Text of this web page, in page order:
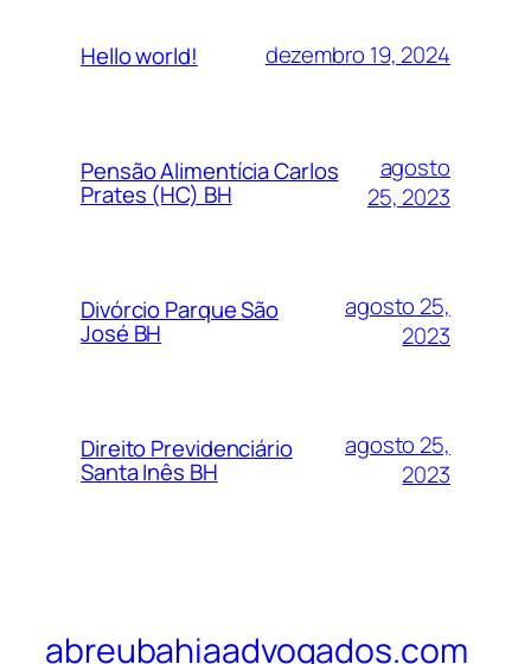
Hello world! dezembro 19, 2024
Pensão Alimentícia Carlos
Prates (HC) BH
agosto
25, 2023
Divórcio Parque São
José BH
agosto 25,
2023
Direito Previdenciário
Santa Inês BH
agosto 25,
2023
abreubahiaadvogados.com